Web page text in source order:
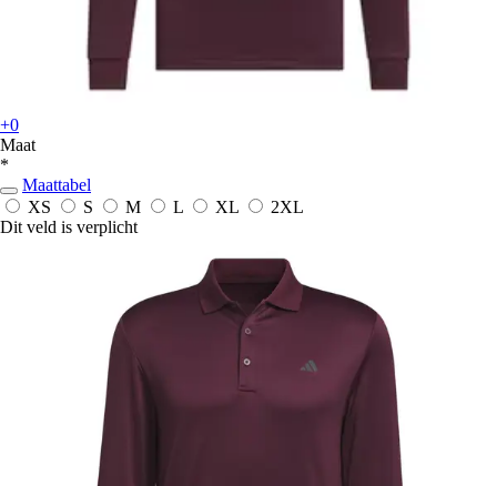
+0
Maat
*
Maattabel
XS
S M L XL
2XL
Dit veld is verplicht